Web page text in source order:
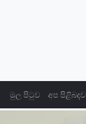
මුල පිටුව
අප පිළිබදව